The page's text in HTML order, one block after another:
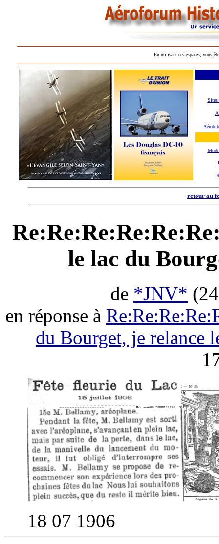
En utilisant ces espaces, vous
Sites
retour au
le lac du
de *JNV*
en réponse à
du Bourget, je relance
18 07 1906